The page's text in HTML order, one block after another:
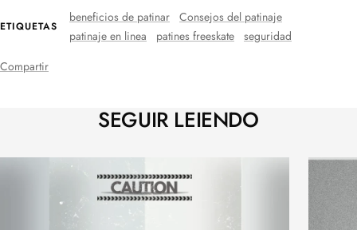
ETIQUETAS
beneficios de patinar Consejos del patinaje
patinaje en linea
patines freeskate seguridad
Compartir
SEGUIR LEIENDO